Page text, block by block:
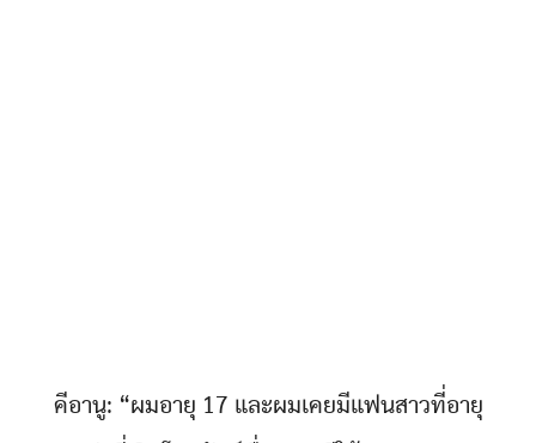
คีอานู: “ผมอายุ 17 และผมเคยมีแฟนสาวที่อายุ